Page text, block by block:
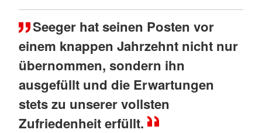
Seeger hat seinen Posten vor
einem knappen Jahrzehnt nicht nur
übernommen, sondern ihn
ausgefüllt und die Erwartungen
stets zu unserer vollsten
Zufriedenheit erfüllt.